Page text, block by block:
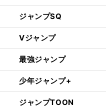
ジャンプSQ
Vジャンプ
最強ジャンプ
少年ジャンプ+
ジャンプTOON